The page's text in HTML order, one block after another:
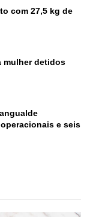
com 27,5 kg de
mulher detidos
e seis